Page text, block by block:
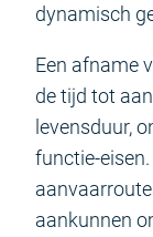
dynamisch
Een afname
de tijd tot
levensduur,
functie-
aankunnen